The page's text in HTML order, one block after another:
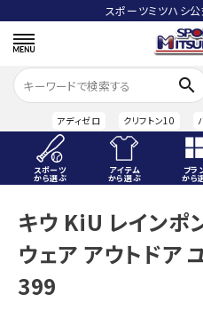
スポーツミツハシ
search
アディゼロ クリフトン10
スポーツ
から選ぶ
アイテム
から選ぶ
ブラ
から
ACCOUNT MENU
ようこそ ゲスト 様
meeting_room ログイン
キウ KiU レインポ
ウェア アウトドア
399